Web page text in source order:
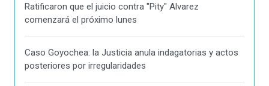
Ratificaron que el juicio contra "Pity" Alvarez
comenzará el próximo lunes
Caso Goyochea: la Justicia anula indagatorias y actos
posteriores por irregularidades